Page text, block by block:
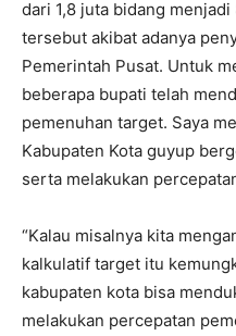
dari 1,8 juta bidang
tersebut akibat adanya
Pemerintah Pusat. Untuk
beberapa bupati telah
pemenuhan target. Saya
Kabupaten Kota guyup
serta melakukan
“Kalau misalnya kita
kalkulatif target itu
kabupaten kota bisa
melakukan percepatan